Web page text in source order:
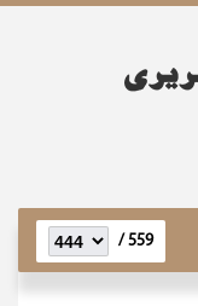
559 /